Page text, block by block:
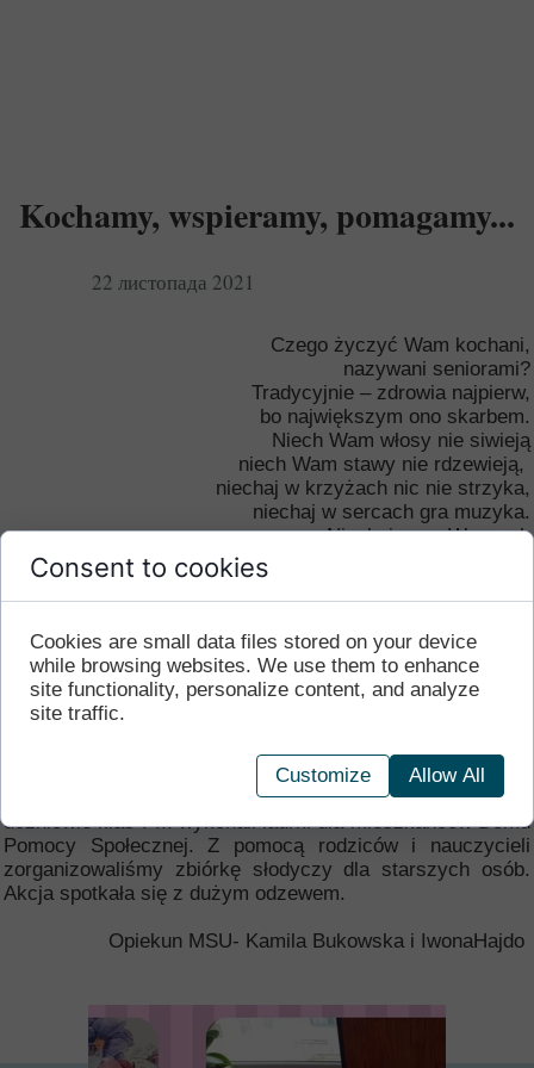
22 листопада 2021
Kochamy, wspieramy, pomagamy...
Czego życzyć Wam kochani,
nazywani seniorami?
Tradycyjnie – zdrowia najpierw,
bo największym ono skarbem.
Niech Wam włosy nie siwieją
niech Wam stawy nie rdzewieją,
niechaj w krzyżach nic nie strzyka,
niechaj w sercach gra muzyka.
Niechaj oczu Waszych
ciepło darzy blaskiem niczym niebo.
i humory niech Wam służą.
Niech ta jesień życia złota
zaoszczędzi Wam kłopotów,
niech spod nóg usuwa kłody,
byście wciąż się czuli młodo.
W ostatnim tygodniu października w naszej szkole,
obchodziliśmy Europejski Tydzień Seniora. Wszyscy
uczniowie klas I-III wykonali laurki dla mieszkańców Domu
Pomocy Społecznej. Z pomocą rodziców i nauczycieli
zorganizowaliśmy zbiórkę słodyczy dla starszych osób.
Akcja spotkała się z dużym odzewem.
Opiekun MSU- Kamila Bukowska i IwonaHajdo
Consent to cookies
Cookies are small data files stored on your device
while browsing websites. We use them to enhance
site functionality, personalize content, and analyze
site traffic.
Customize Allow All